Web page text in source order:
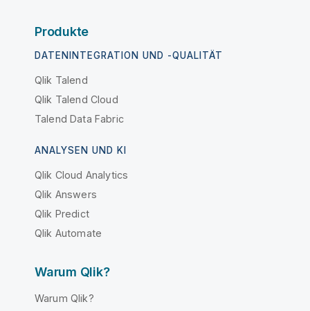
Produkte
DATENINTEGRATION UND -QUALITÄT
Qlik Talend
Qlik Talend Cloud
Talend Data Fabric
ANALYSEN UND KI
Qlik Cloud Analytics
Qlik Answers
Qlik Predict
Qlik Automate
Warum Qlik?
Warum Qlik?